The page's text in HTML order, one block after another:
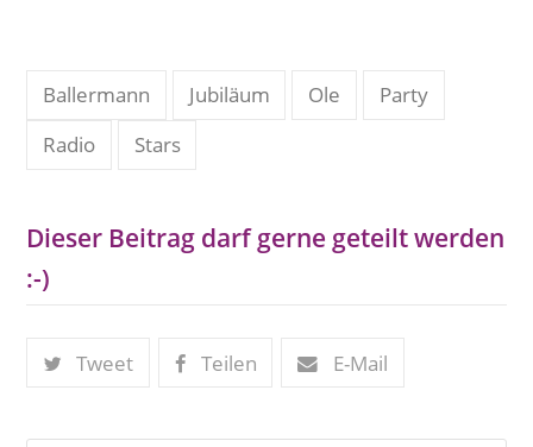
Ballermann Jubiläum Ole
Party
Radio
Stars
Dieser Beitrag darf gerne geteilt werden
:-)
Tweet Teilen E-Mail